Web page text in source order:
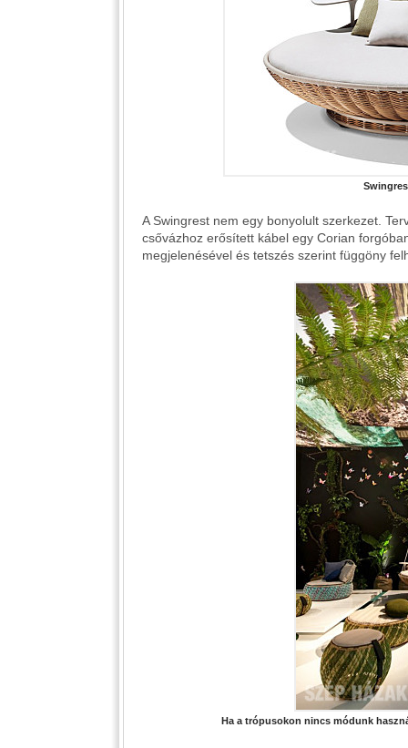
A Swingrest nem egy bonyolult szerkezet.
csővázhoz erősített kábel egy Corian
megjelenésével és tetszés szerint függöny
Ha a trópusokon nincs módunk